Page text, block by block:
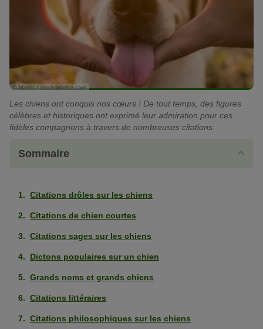
© Martin / stock.adobe.com
Les chiens ont conquis nos cœurs ! De tout temps, des figures
célèbres et historiques ont exprimé leur admiration pour ces
fidèles compagnons à travers de nombreuses citations.
Sommaire
Citations drôles sur les chiens
Citations de chien courtes
Citations sages sur les chiens
Dictons populaires sur un chien
Grands noms et grands chiens
Citations littéraires
Citations philosophiques sur les chiens